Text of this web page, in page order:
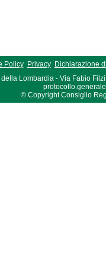
Policy Privacy Dichiarazione
Lombardia - Via Fabio
© Copyright Consiglio